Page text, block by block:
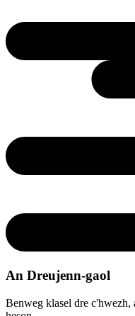
An Dreujenn-gaol
Benweg klasel dre c'hwezh,